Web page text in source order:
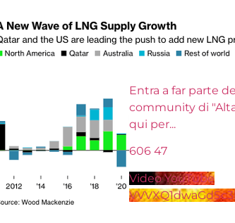
Entra a far parte
community di
qui per...
606 47
Video YouTube